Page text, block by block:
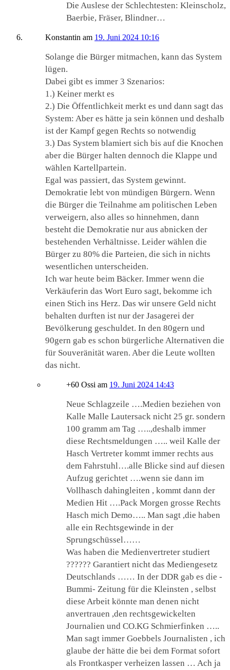
Die Auslese der Schlechtesten: Kleinscholz,
Baerbie, Fräser, Blindner…
Konstantin am 19. Juni 2024 10:16
Solange die Bürger mitmachen, kann das System
lügen.
Dabei gibt es immer 3 Szenarios:
1.) Keiner merkt es
2.) Die Öffentlichkeit merkt es und dann sagt das
System: Aber es hätte ja sein können und deshalb
ist der Kampf gegen Rechts so notwendig
3.) Das System blamiert sich bis auf die Knochen
aber die Bürger halten dennoch die Klappe und
wählen Kartellpartein.
Egal was passiert, das System gewinnt.
Demokratie lebt von mündigen Bürgern. Wenn
die Bürger die Teilnahme am politischen Leben
verweigern, also alles so hinnehmen, dann
besteht die Demokratie nur aus abnicken der
bestehenden Verhältnisse. Leider wählen die
Bürger zu 80% die Parteien, die sich in nichts
wesentlichen unterscheiden.
Ich war heute beim Bäcker. Immer wenn die
Verkäuferin das Wort Euro sagt, bekomme ich
einen Stich ins Herz. Das wir unsere Geld nicht
behalten durften ist nur der Jasagerei der
Bevölkerung geschuldet. In den 80gern und
90gern gab es schon bürgerliche Alternativen die
für Souveränität waren. Aber die Leute wollten
das nicht.
+60 Ossi am 19. Juni 2024 14:43
Neue Schlagzeile ….Medien beziehen von
Kalle Malle Lautersack nicht 25 gr. sondern
100 gramm am Tag …..,deshalb immer
diese Rechtsmeldungen ….. weil Kalle der
Hasch Vertreter kommt immer rechts aus
dem Fahrstuhl….alle Blicke sind auf diesen
Aufzug gerichtet ….wenn sie dann im
Vollhasch dahingleiten , kommt dann der
Medien Hit ….Pack Morgen grosse Rechts
Hasch mich Demo….. Man sagt ,die haben
alle ein Rechtsgewinde in der
Sprungschüssel……
Was haben die Medienvertreter studiert
?????? Garantiert nicht das Mediengesetz
Deutschlands …… In der DDR gab es die -
Bummi- Zeitung für die Kleinsten , selbst
diese Arbeit könnte man denen nicht
anvertrauen ,den rechtsgewickelten
Journalien und CO.KG Schmierfinken …..
Man sagt immer Goebbels Journalisten , ich
glaube der hätte die bei dem Format sofort
als Frontkasper verheizen lassen … Ach ja